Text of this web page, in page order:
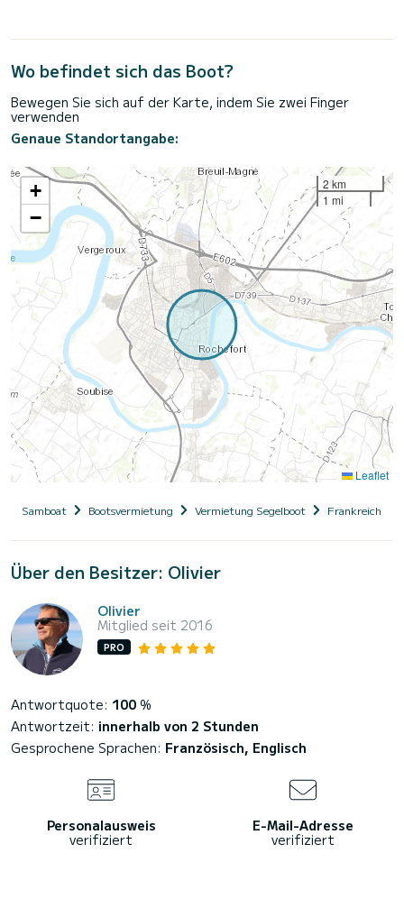
Wo befindet sich das Boot?
Bewegen Sie sich auf der Karte, indem Sie zwei Finger
verwenden
Genaue Standortangabe:
+
−
2 km
1 mi
Leaflet
Samboat Bootsvermietung Vermietung Segelboot Frankreich
Über den Besitzer: Olivier
Olivier
Mitglied seit 2016
PRO
Antwortquote: 100 %
Antwortzeit: innerhalb von 2 Stunden
Gesprochene Sprachen: Französisch, Englisch
Personalausweis
verifiziert
E-Mail-Adresse
verifiziert